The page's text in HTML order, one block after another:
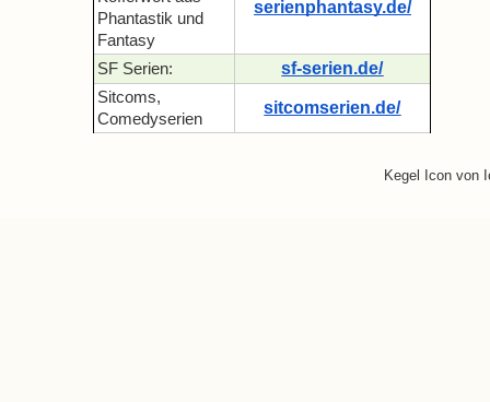
Phantastik und
Fantasy
serienphantasy.de/
SF Serien: sf-serien.de/
Sitcoms,
Comedyserien
sitcomserien.de/
Kegel Icon von